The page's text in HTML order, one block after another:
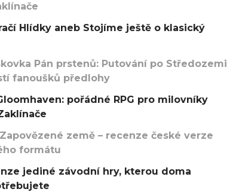
Hlídky aneb Stojíme ještě o klasický
Pán prstenů: Putování po Středozemi
fanoušků předlohy
pořádné RPG pro milovníky
země – recenze české verze
formátu
jediné závodní hry, kterou doma